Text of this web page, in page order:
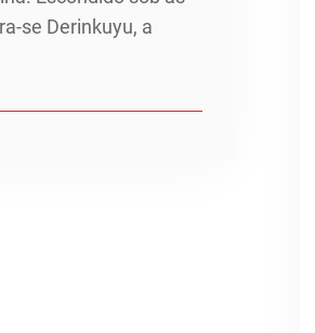
se Derinkuyu, a